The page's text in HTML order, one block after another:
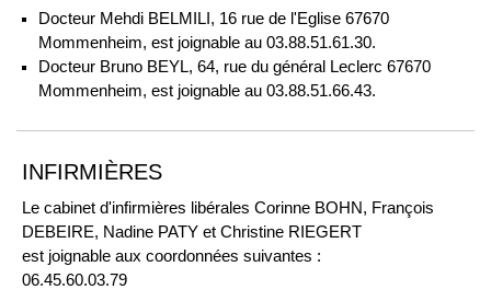
Docteur Mehdi BELMILI, 16 rue de l'Eglise 67670
Mommenheim, est joignable au 03.88.51.61.30.
Docteur Bruno BEYL, 64, rue du général Leclerc 67670
Mommenheim, est joignable au 03.88.51.66.43.
INFIRMIÈRES
Le cabinet d'infirmières libérales Corinne BOHN, François
DEBEIRE, Nadine PATY et Christine RIEGERT
est joignable aux coordonnées suivantes :
06.45.60.03.79